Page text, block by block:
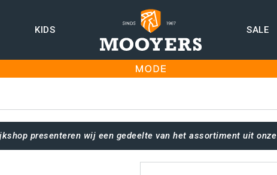
KIDS SALE
presenteren wij een gedeelte van het assortiment uit